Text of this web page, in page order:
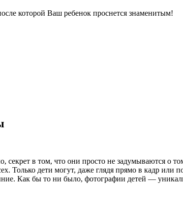
которой Ваш ребенок проснется знаменитым!
секрет в том, что они просто не задумываются о
Только дети могут, даже глядя прямо в кадр или
Как бы то ни было, фотографии детей —